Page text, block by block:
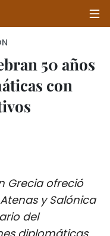
AMBIENTE
50 años
con
Grecia ofreció
y Salónica
del